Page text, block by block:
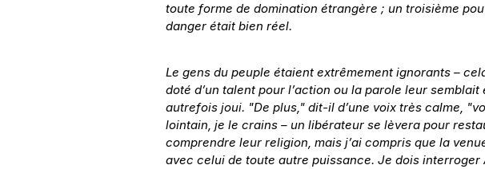
toute forme de domination étrangère ; un troisième
danger était bien réel.
Le gens du peuple étaient extrêmement ignorants –
doté d’un talent pour l’action ou la parole leur
autrefois joui. "De plus," dit-il d’une voix très calme,
lointain, je le crains – un libérateur se lèvera pour
comprendre leur religion, mais j’ai compris que la
avec celui de toute autre puissance. Je dois